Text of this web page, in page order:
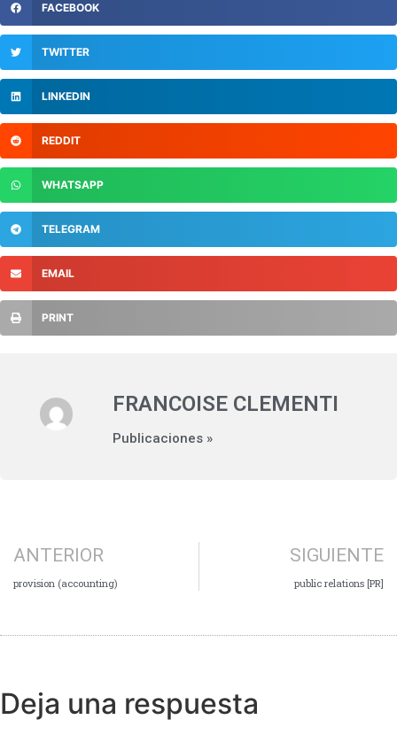
FACEBOOK
TWITTER
LINKEDIN
REDDIT
WHATSAPP
TELEGRAM
EMAIL
PRINT
FRANCOISE CLEMENTI
Publicaciones »
ANTERIOR
provision (accounting)
SIGUIENTE
public relations [PR]
Deja una respuesta